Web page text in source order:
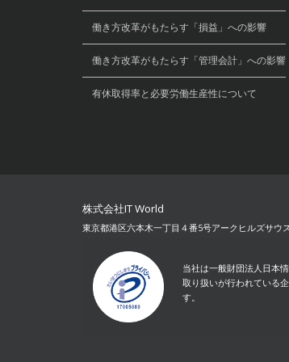
働き方改革がもたらす「損益」への影響
働き方改革がもたらす「管理会計」への影響
有休取得率と必要労働生産性について
株式会社IT World
東京都港区六本木一丁目４番5号アークヒルズサウ
当社は一般財団法人日本
取り扱いが行われている
す。